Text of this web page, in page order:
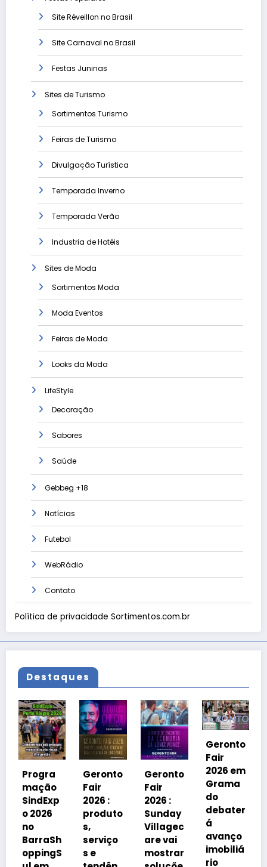
Site Réveillon no Brasil
Site Carnaval no Brasil
Festas Juninas
Sites de Turismo
Sortimentos Turismo
Feiras de Turismo
Divulgação Turística
Temporada Inverno
Temporada Verão
Industria de Hotéis
Sites de Moda
Sortimentos Moda
Moda Eventos
Feiras de Moda
Looks da Moda
LifeStyle
Decoração
Sabores
Saúde
Gebbeg +18
Notícias
Futebol
WebRádio
Contato
Política de privacidade Sortimentos.com.br
Destaques
Geronto
Fair
2026 :
produto
serviço
s e
Geronto
Fair
2026 :
Sunday
are vai
Geronto
Fair
2026 em
Grama
do
debater
á
avanço
imobiliá
rio
Geronto
Fair
Grama
mostrar
soluçõe